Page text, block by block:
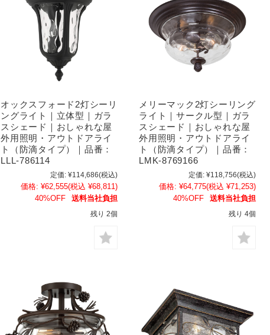
オックスフォード2灯シーリ
ングライト｜立体型｜ガラ
スシェード｜おしゃれな屋
外用照明・アウトドアライ
ト（防滴タイプ）｜品番：
LLL-786114
定価: ¥114,686(税込)
価格: ¥62,555(税込 ¥68,811)
40%OFF
送料当社負担
残り 2個
メリーマック2灯シーリング
ライト｜サークル型｜ガラ
スシェード｜おしゃれな屋
外用照明・アウトドアライ
ト（防滴タイプ）｜品番：
LMK-8769166
定価: ¥118,756(税込)
価格: ¥64,775(税込 ¥71,253)
40%OFF
送料当社負担
残り 4個